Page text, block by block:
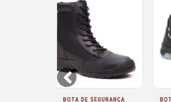
Prev
CALÇADO DE SEGURANÇA: